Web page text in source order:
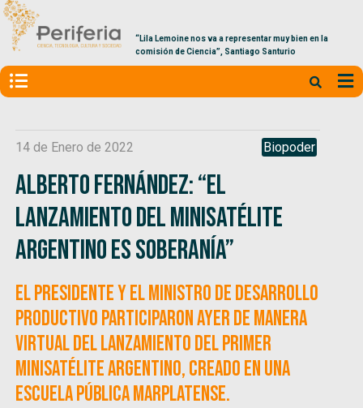
“Lila Lemoine nos va a representar muy bien en la
comisión de Ciencia”, Santiago Santurio
14 de Enero de 2022 Biopoder
Alberto Fernández: “El
lanzamiento del minisatélite
argentino es soberanía”
El presidente y el ministro de Desarrollo
Productivo participaron ayer de manera
virtual del lanzamiento del primer
minisatélite argentino, creado en una
escuela pública marplatense.